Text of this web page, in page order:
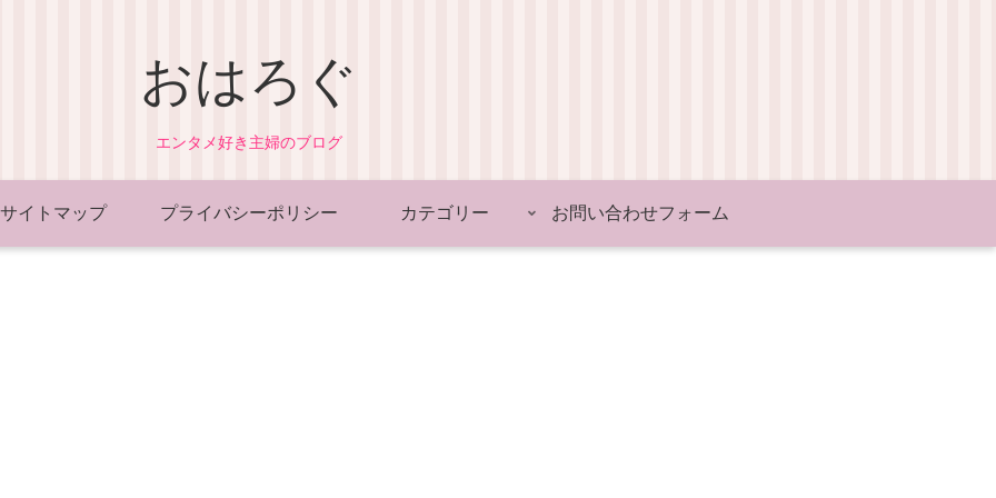
おはろぐ
エンタメ好き主婦のブログ
サイトマップ プライバシーポリシー カテゴリー お問い合わせフォーム